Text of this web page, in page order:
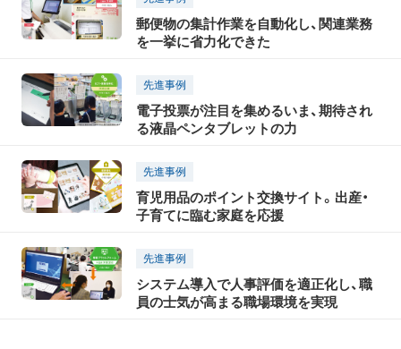
郵便物の集計作業を自動化し、関連業務
を一挙に省力化できた
先進事例
電子投票が注目を集めるいま、期待され
る液晶ペンタブレットの力
先進事例
育児用品のポイント交換サイト。出産・
子育てに臨む家庭を応援
先進事例
システム導入で人事評価を適正化し、職
員の士気が高まる職場環境を実現